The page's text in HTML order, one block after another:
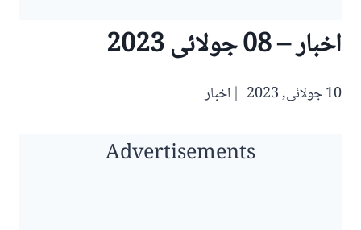
اخبار – 08 جولائی 2023
10 جولائی, 2023 اخبار
Advertisements